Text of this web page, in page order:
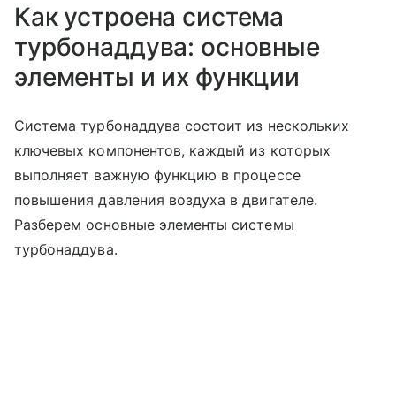
Как устроена система
турбонаддува: основные
элементы и их функции
Система турбонаддува состоит из нескольких
ключевых компонентов, каждый из которых
выполняет важную функцию в процессе
повышения давления воздуха в двигателе.
Разберем основные элементы системы
турбонаддува.